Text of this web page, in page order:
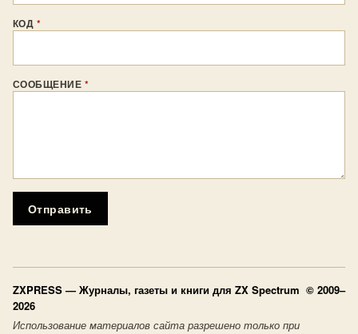
КОД *
СООБЩЕНИЕ *
Отправить
ZXPRESS — Журналы, газеты и книги для ZX Spectrum © 2009–
2026
Использование материалов сайта разрешено только при